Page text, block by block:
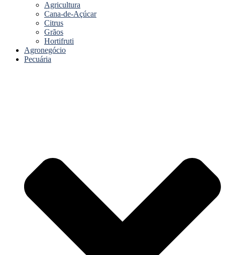
Agricultura
Cana-de-Açúcar
Citrus
Grãos
Hortifruti
Agronegócio
Pecuária